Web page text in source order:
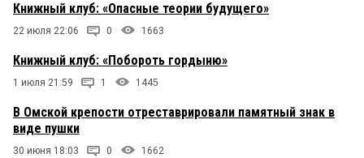
Книжный клуб: «Опасные теории будущего»
22 июля 22:06 0 1663
Книжный клуб: «Побороть гордыню»
1 июля 21:59 1 1445
В Омской крепости отреставрировали памятный знак в
виде пушки
30 июня 18:03 0 1662